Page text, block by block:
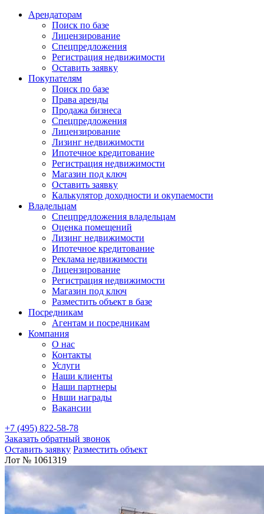
Арендаторам
Поиск по базе
Лицензирование
Спецпредложения
Регистрация недвижимости
Оставить заявку
Покупателям
Поиск по базе
Права аренды
Продажа бизнеса
Спецпредложения
Лицензирование
Лизинг недвижимости
Ипотечное кредитование
Регистрация недвижимости
Магазин под ключ
Оставить заявку
Калькулятор доходности и окупаемости
Владельцам
Спецпредложения владельцам
Оценка помещений
Лизинг недвижимости
Ипотечное кредитование
Реклама недвижимости
Лицензирование
Регистрация недвижимости
Магазин под ключ
Разместить объект в базе
Посредникам
Агентам и посредникам
Компания
О нас
Контакты
Услуги
Наши клиенты
Наши партнеры
Нвши награды
Вакансии
+7 (495) 822-58-78
Заказать обратный звонок
Оставить заявку Разместить объект
Лот № 1061319